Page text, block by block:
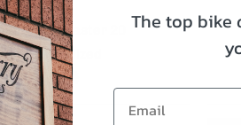
Riprock Coaster 20
Specialized
售罄
The top bike